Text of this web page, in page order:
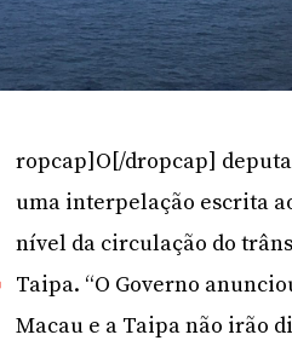
ropcap]O[/dropcap]
uma interpelação escrita
nível da circulação do
Taipa. “O Governo
Macau e a Taipa não irão